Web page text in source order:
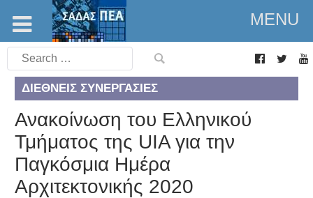
MENU
Search
for:
ΔΙΕΘΝΕΊΣ ΣΥΝΕΡΓΑΣΊΕΣ
Ανακοίνωση του Ελληνικού
Τμήματος της UIA για την
Παγκόσμια Ημέρα
Αρχιτεκτονικής 2020